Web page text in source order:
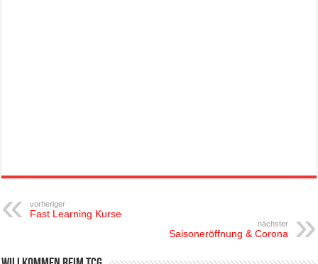
vorheriger
Fast Learning Kurse
nächster
Saisoneröffnung & Corona